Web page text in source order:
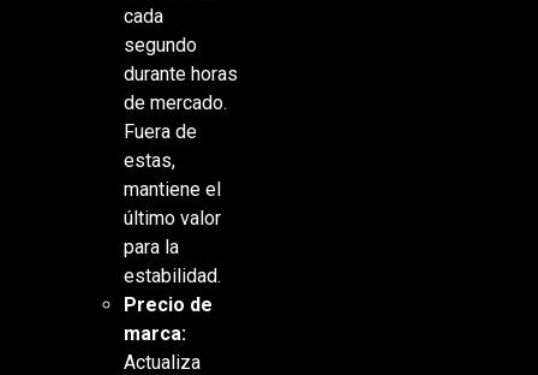
cada
segundo
durante horas
de mercado.
Fuera de
estas,
mantiene el
último valor
para la
estabilidad.
Precio de
marca:
Actualiza